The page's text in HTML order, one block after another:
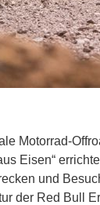
Motorrad-
Eisen“
und
der Red Bull